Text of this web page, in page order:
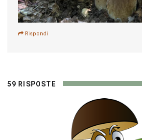
Rispondi
59 RISPOSTE